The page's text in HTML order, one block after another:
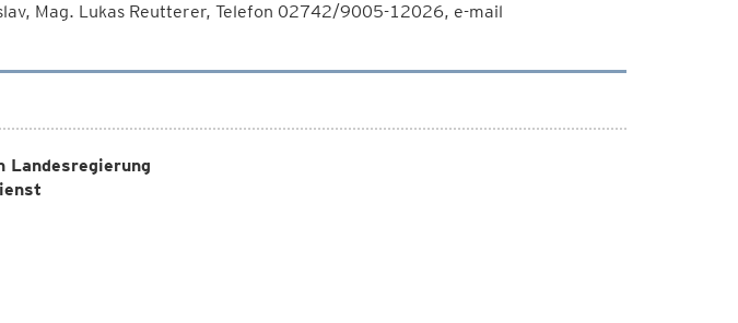
Mag. Lukas Reutterer, Telefon 02742/9005-12026, e-mail